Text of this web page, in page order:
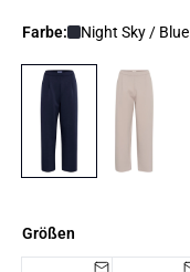
Farbe: Night Sky / Blue
Größen